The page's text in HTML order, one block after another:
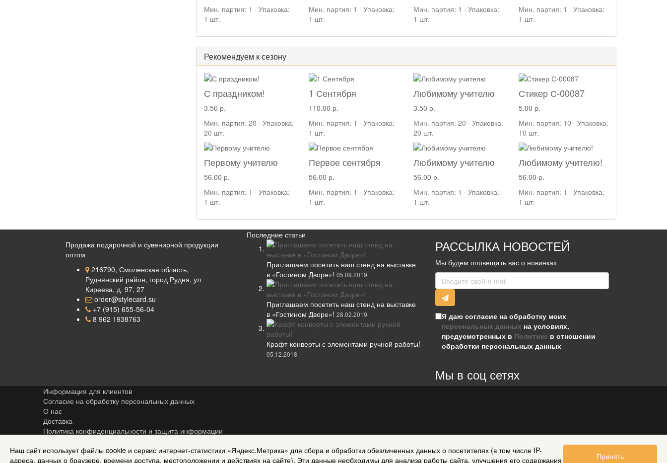
Мин. партия: 1 · Упаковка:
1 шт.
Мин. партия: 1 · Упаковка:
1 шт.
Мин. партия: 1 · Упаковка:
1 шт.
Мин. партия: 1 · Упаковка:
1 шт.
Рекомендуем к сезону
С праздником!
3.50 р.
Мин. партия: 20 · Упаковка:
20 шт.
1 Сентября
110.00 р.
Мин. партия: 1 · Упаковка:
1 шт.
Любимому учителю
3.50 р.
Мин. партия: 20 · Упаковка:
20 шт.
Стикер С-00087
5.00 р.
Мин. партия: 10 · Упаковка:
10 шт.
Первому учителю
56.00 р.
Мин. партия: 1 · Упаковка:
1 шт.
Первое сентября
56.00 р.
Мин. партия: 1 · Упаковка:
1 шт.
Любимому учителю
56.00 р.
Мин. партия: 1 · Упаковка:
1 шт.
Любимому учителю!
56.00 р.
Мин. партия: 1 · Упаковка:
1 шт.
Продажа подарочной и сувенирной продукции
оптом
216790, Смоленская область,
Руднянский район, город Рудня, ул
Киреева, д. 97, 27
order@stylecard.su
+7 (915) 655-56-04
8 962 1938763
Последние статьи
Приглашаем посетить наш стенд на выставке
в «Гостином Дворе»! 05.09.2019
Приглашаем посетить наш стенд на выставке
в «Гостином Дворе»! 28.02.2019
Крафт-конверты с элементами ручной работы!
05.12.2018
РАССЫЛКА НОВОСТЕЙ
Мы будем оповещать вас о новинках
Я даю согласие на обработку моих
персональных данных на условиях,
предусмотренных в Политике в отношении
обработки персональных данных
Мы в соц сетях
Информация для клиентов
Согласие на обработку персональных данных
О нас
Доставка
Политика конфиденциальности и защита информации
Контакты
Карта сайта
Наш сайт использует файлы cookie и сервис интернет-статистики «Яндекс.Метрика» для сбора и обработки обезличенных данных о посетителях (в том числе IP-
адреса, данных о браузере, времени доступа, местоположении и действиях на сайте). Эти данные необходимы для анализа работы сайта, улучшения его содержания
Принять